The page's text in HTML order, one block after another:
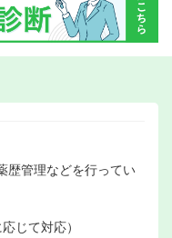
歴管理などを行ってい
じて対応）